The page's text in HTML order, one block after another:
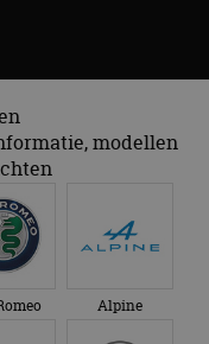
modellen
Alpine